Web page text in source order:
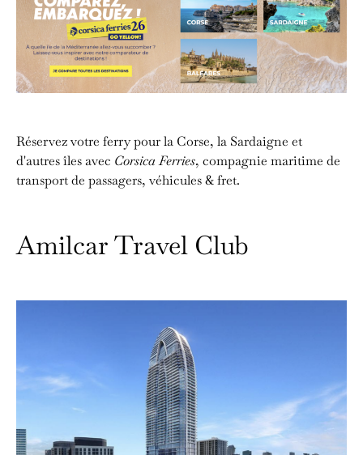
Réservez votre ferry pour la Corse, la Sardaigne et
d'autres îles avec Corsica Ferries, compagnie maritime de
transport de passagers, véhicules & fret.
Amilcar Travel Club